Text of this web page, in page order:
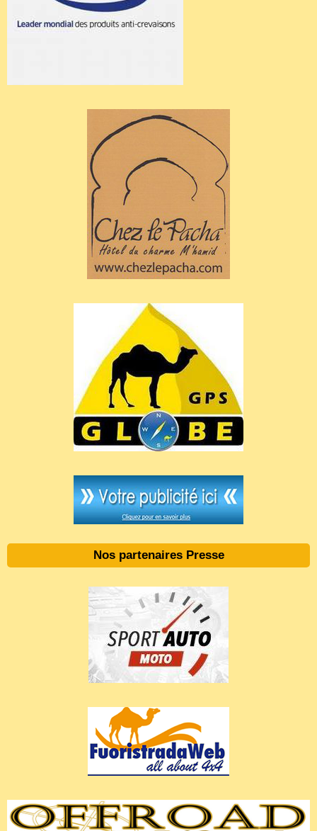
Nos partenaires Presse